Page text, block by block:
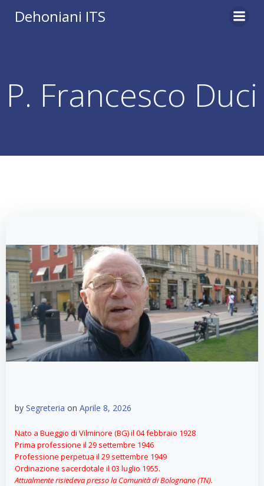
Dehoniani ITS
P. Francesco Duci
by Segreteria on Aprile 8, 2026
Nato a Bueggio di Vilminore (BG) il 04 febbraio 1928
Prima professione il 29 settembre 1946
Professione perpetua il 29 settembre 1949
Ordinazione sacerdotale il 03 luglio 1955.
Attualmente risiedeva presso la Comunità di Bolognano (TN).